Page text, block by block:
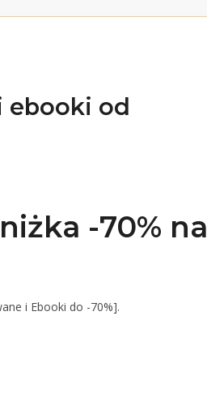
ebooki od
-70% na
i Ebooki do -70%].